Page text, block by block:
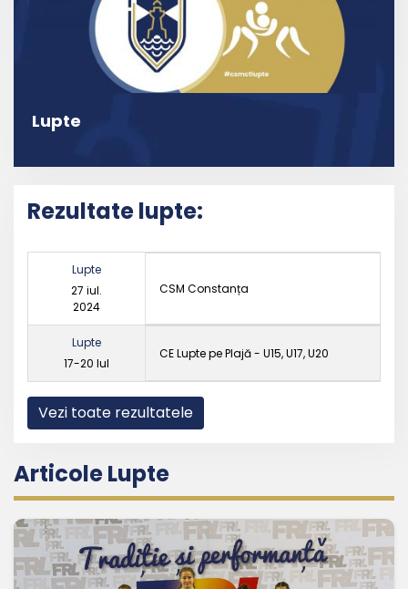
Lupte
Rezultate lupte:
Lupte
27 iul.
2024
CSM Constanța
Lupte
17-20 Iul
CE Lupte pe Plajă - U15, U17, U20
Vezi toate rezultatele
Articole Lupte